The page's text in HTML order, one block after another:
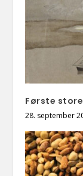
Første
28. september